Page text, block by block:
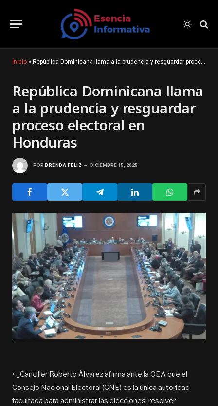
Inicio » República Dominicana llama a la prudencia y resguardar proceso electoral en Honduras
República Dominicana llama
a la prudencia y resguardar
proceso electoral en
Honduras
POR BRENDA FELIZ DICIEMBRE 15, 2025
• _Canciller Roberto Álvarez afirma ante la OEA que el
Consejo Nacional Electoral (CNE) es la única autoridad
facultada para administrar las elecciones, resolver